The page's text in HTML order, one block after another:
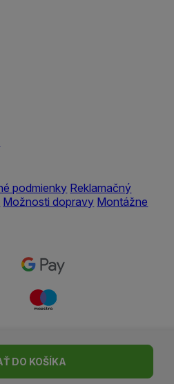
DO KOŠÍKA
podmienky Reklamačný
Možnosti dopravy Montážne
práva vyhradené | Made with ♥
Madviso